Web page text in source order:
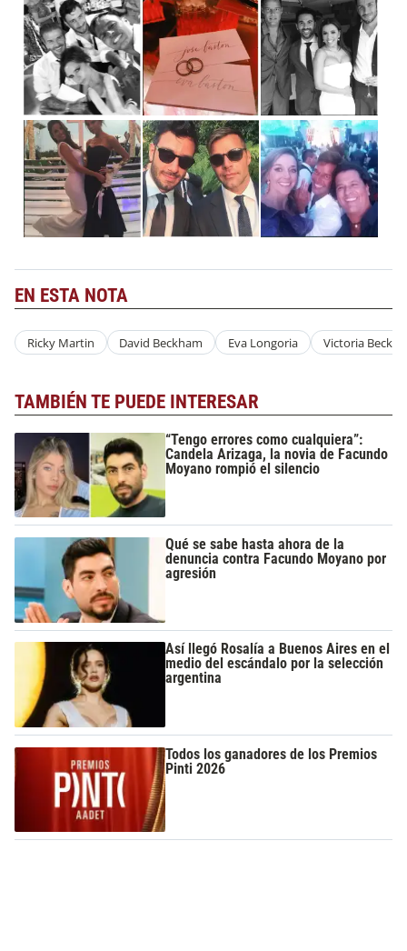
EN ESTA NOTA
Ricky Martin David Beckham Eva Longoria Victoria
TAMBIÉN TE PUEDE INTERESAR
“Tengo errores como cualquiera”:
Candela Arizaga, la novia de Facundo
Moyano rompió el silencio
Qué se sabe hasta ahora de la
denuncia contra Facundo Moyano por
agresión
Así llegó Rosalía a Buenos Aires en el
medio del escándalo por la selección
argentina
Todos los ganadores de los Premios
Pinti 2026